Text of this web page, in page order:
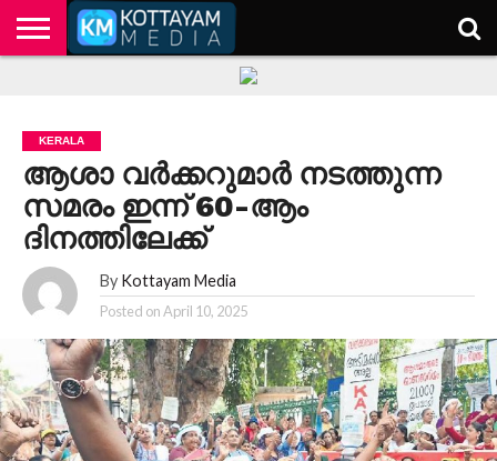
KERALA
ആശാ വർക്കറുമാർ നടത്തുന്ന
സമരം ഇന്ന് 60-ആം
ദിനത്തിലേക്ക്
By Kottayam Media
Posted onApril 10, 2025